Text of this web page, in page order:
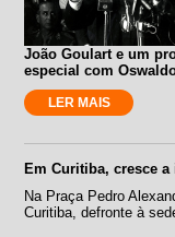
João Goulart e um
especial com
LER MAIS
Em Curitiba, cresce
Na Praça Pedro
Curitiba, defronte à